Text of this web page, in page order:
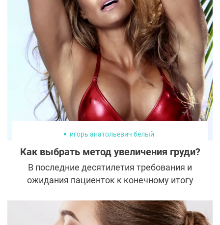
пластический хирург во время пластики
лица и влияют ли на результат операции
эти «открытия»?
игорь анатольевич белый
Как выбрать метод увеличения груди?
В последние десятилетия требования и
ожидания пациенток к конечному итогу
заставляет пластических хирургов
совершенствовать подходы и